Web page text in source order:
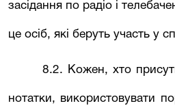
засідання по радіо і
це осіб, які беруть участь у
8.2. Кожен, хто
нотатки, використовувати